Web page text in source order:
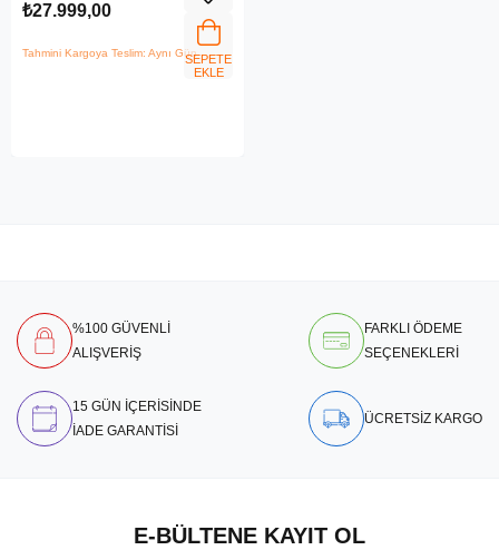
₺27.999,00
Tahmini Kargoya Teslim: Aynı GünSEPETE
EKLE
%100 GÜVENLİ
ALIŞVERİŞ
FARKLI ÖDEME
SEÇENEKLERİ
15 GÜN İÇERİSİNDE
İADE GARANTİSİ
ÜCRETSİZ KARGO
E-BÜLTENE KAYIT OL